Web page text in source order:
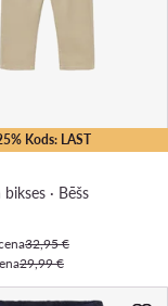
Kods: LAST
· Bēšs
cena
32,95 €
29,99 €